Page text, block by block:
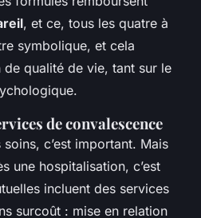
, et ce, tous les quatre à
symbolique, et cela
de qualité de vie, tant sur le
de convalescence
c’est important. Mais
une hospitalisation, c’est
incluent des services
surcoût : mise en relation